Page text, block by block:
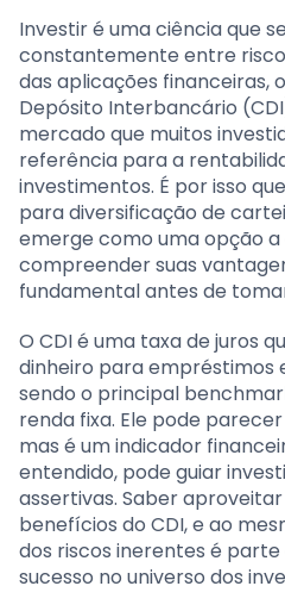
Investir é uma ciência que
constantemente entre
das aplicações financeiras,
Depósito Interbancário
mercado que muitos
referência para a
investimentos. É por isso
para diversificação de
emerge como uma opção
compreender suas
fundamental antes de
O CDI é uma taxa de juros
dinheiro para empréstimos
sendo o principal
renda fixa. Ele pode
mas é um indicador
entendido, pode guiar
assertivas. Saber
benefícios do CDI, e ao
dos riscos inerentes é
sucesso no universo dos